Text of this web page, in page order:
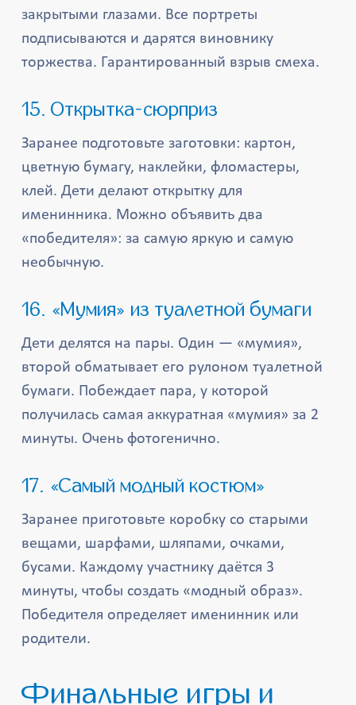
закрытыми глазами. Все портреты
подписываются и дарятся виновнику
торжества. Гарантированный взрыв смеха.
15. Открытка-сюрприз
Заранее подготовьте заготовки: картон,
цветную бумагу, наклейки, фломастеры,
клей. Дети делают открытку для
именинника. Можно объявить два
«победителя»: за самую яркую и самую
необычную.
16. «Мумия» из туалетной бумаги
Дети делятся на пары. Один — «мумия»,
второй обматывает его рулоном туалетной
бумаги. Побеждает пара, у которой
получилась самая аккуратная «мумия» за 2
минуты. Очень фотогенично.
17. «Самый модный костюм»
Заранее приготовьте коробку со старыми
вещами, шарфами, шляпами, очками,
бусами. Каждому участнику даётся 3
минуты, чтобы создать «модный образ».
Победителя определяет именинник или
родители.
Финальные игры и